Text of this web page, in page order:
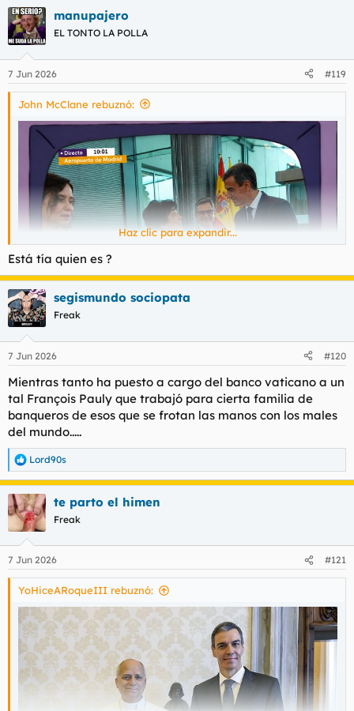
manupajero
EL TONTO LA POLLA
7 Jun 2026 #119
John McClane rebuznó:
Haz clic para expandir...
Está tía quien es ?
segismundo sociopata
Freak
7 Jun 2026 #120
Mientras tanto ha puesto a cargo del banco vaticano a un
tal François Pauly que trabajó para cierta familia de
banqueros de esos que se frotan las manos con los males
del mundo.....
R
e
a
c
c
i
e
s
Lord90s
te parto el himen
Freak
7 Jun 2026 #121
YoHiceARoqueIII rebuznó: